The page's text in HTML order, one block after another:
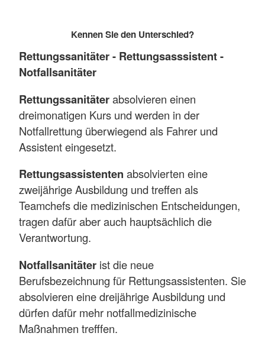
Kennen Sie den Unterschied?
Rettungssanitäter - Rettungsasssistent -
Notfallsanitäter
Rettungssanitäterabsolvieren einen
dreimonatigen Kurs und werden in der
Notfallrettung überwiegend als Fahrer und
Assistent eingesetzt.
Rettungsassistenten absolvierten eine
zweijährige Ausbildung und treffen als
Teamchefs die medizinischen Entscheidungen,
tragen dafür aber auch hauptsächlich die
Verantwortung.
Notfallsanitäter ist die neue
Berufsbezeichnung für Rettungsassistenten. Sie
absolvieren eine dreijährige Ausbildung und
dürfen dafür mehr notfallmedizinische
Maßnahmen trefffen.